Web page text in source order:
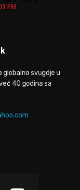
globalno svugdje u
40 godina sa